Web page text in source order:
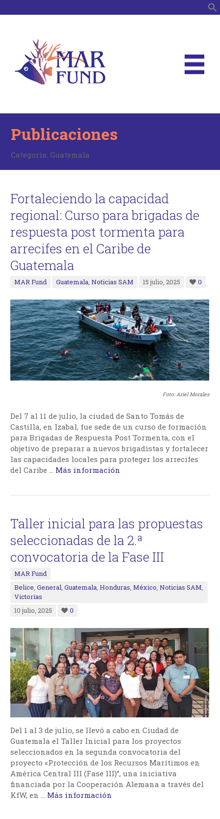
Publicaciones
Categoría: Guatemala
Fortaleciendo la capacidad
regional: Curso para brigadas de
respuesta post tormenta para
arrecifes en el Caribe de
Guatemala
MAR Fund Guatemala,Noticias SAM 15 julio, 2025 0
Foto: Ariel Morales
Del 7 al 11 de julio, la ciudad de Santo Tomás de
Castilla, en Izabal, fue sede de un curso de formación
para Brigadas de Respuesta Post Tormenta, con el
objetivo de preparar a nuevos brigadistas y fortalecer
las capacidades locales para proteger los arrecifes
del Caribe… Más información
Taller inicial para las propuestas
seleccionadas de la 2.ª
convocatoria de la Fase III
MAR Fund
Belice,General,Guatemala,Honduras,México,Noticias SAM,
Victorias
10 julio, 2025
0
Del 1 al 3 de julio, se llevó a cabo en Ciudad de
Guatemala el Taller Inicial para los proyectos
seleccionados en la segunda convocatoria del
proyecto «Protección de los Recursos Marítimos en
América Central III (Fase III)”, una iniciativa
financiada por la Cooperación Alemana a través del
KfW, en … Más información